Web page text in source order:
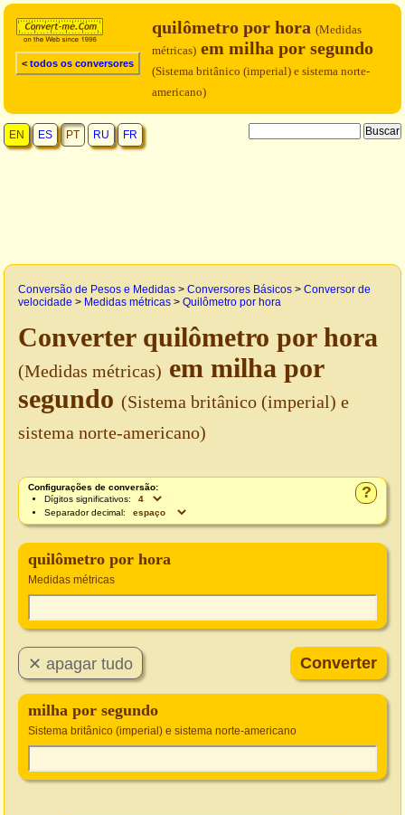
< todos os conversores
quilômetro por hora (Medidas
métricas) em milha por segundo
(Sistema britânico (imperial) e sistema norte-
americano)
EN ES PT RU FR
Conversão de Pesos e Medidas > Conversores Básicos > Conversor de
velocidade > Medidas métricas > Quilômetro por hora
Converter quilômetro por hora
(Medidas métricas) em milha por
segundo (Sistema britânico (imperial) e
sistema norte-americano)
?
Configurações de conversão:
Dígitos significativos:
Separador decimal:
quilômetro por hora
Medidas métricas
milha por segundo
Sistema britânico (imperial) e sistema norte-americano